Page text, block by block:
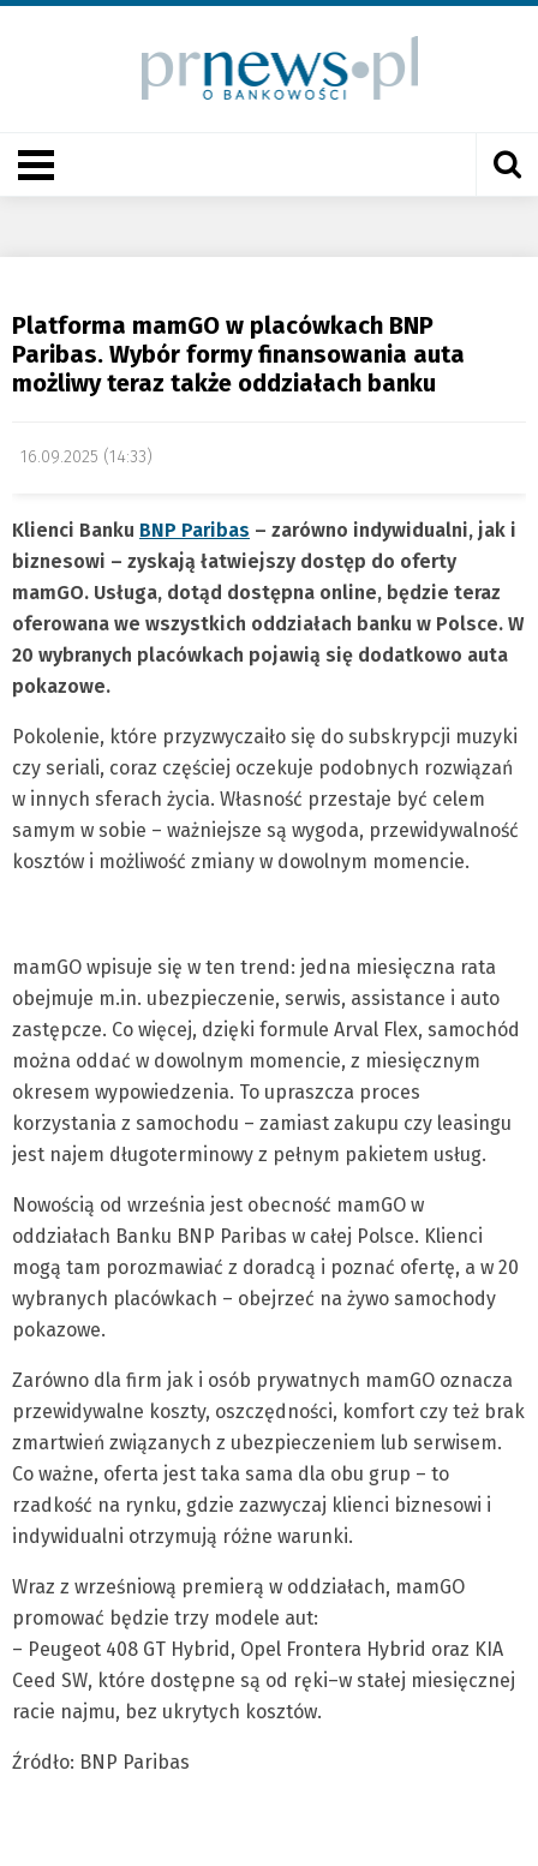
Platforma mamGO w placówkach BNP
Paribas. Wybór formy finansowania auta
możliwy teraz także oddziałach banku
16.09.2025 (14:33)
Klienci Banku BNP Paribas – zarówno indywidualni, jak i
biznesowi – zyskają łatwiejszy dostęp do oferty
mamGO. Usługa, dotąd dostępna online, będzie teraz
oferowana we wszystkich oddziałach banku w Polsce. W
20 wybranych placówkach pojawią się dodatkowo auta
pokazowe.
Pokolenie, które przyzwyczaiło się do subskrypcji muzyki
czy seriali, coraz częściej oczekuje podobnych rozwiązań
w innych sferach życia. Własność przestaje być celem
samym w sobie – ważniejsze są wygoda, przewidywalność
kosztów i możliwość zmiany w dowolnym momencie.
mamGO wpisuje się w ten trend: jedna miesięczna rata
obejmuje m.in. ubezpieczenie, serwis, assistance i auto
zastępcze. Co więcej, dzięki formule Arval Flex, samochód
można oddać w dowolnym momencie, z miesięcznym
okresem wypowiedzenia. To upraszcza proces
korzystania z samochodu – zamiast zakupu czy leasingu
jest najem długoterminowy z pełnym pakietem usług.
Nowością od września jest obecność mamGO w
oddziałach Banku BNP Paribas w całej Polsce. Klienci
mogą tam porozmawiać z doradcą i poznać ofertę, a w 20
wybranych placówkach – obejrzeć na żywo samochody
pokazowe.
Zarówno dla firm jak i osób prywatnych mamGO oznacza
przewidywalne koszty, oszczędności, komfort czy też brak
zmartwień związanych z ubezpieczeniem lub serwisem.
Co ważne, oferta jest taka sama dla obu grup – to
rzadkość na rynku, gdzie zazwyczaj klienci biznesowi i
indywidualni otrzymują różne warunki.
Wraz z wrześniową premierą w oddziałach, mamGO
promować będzie trzy modele aut:
– Peugeot 408 GT Hybrid, Opel Frontera Hybrid oraz KIA
Ceed SW, które dostępne są od ręki–w stałej miesięcznej
racie najmu, bez ukrytych kosztów.
Źródło: BNP Paribas